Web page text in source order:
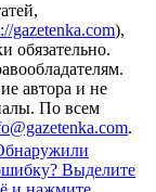
gazetenka.com),
обязательно.
автора и не
По всем
.
Выделите